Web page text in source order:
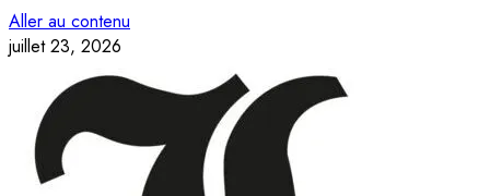
Aller au contenu
juillet 23, 2026